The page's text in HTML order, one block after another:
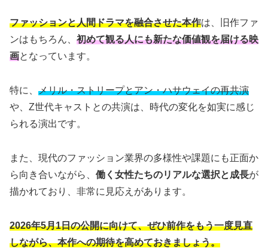
ファッションと人間ドラマを融合させた本作は、旧作ファ
ンはもちろん、 初めて観る人にも新たな価値観を届ける映
画となっています。
特に、 メリル・ストリープとアン・ハサウェイの再共演
や、Z世代キャストとの共演は、時代の変化を如実に感じ
られる演出です。
また、現代のファッション業界の多様性や課題にも正面か
ら向き合いながら、 働く女性たちのリアルな選択と成長が
描かれており、非常に見応えがあります。
2026年5月1日の公開に向けて、ぜひ前作をもう一度見直
しながら、本作への期待を高めておきましょう。